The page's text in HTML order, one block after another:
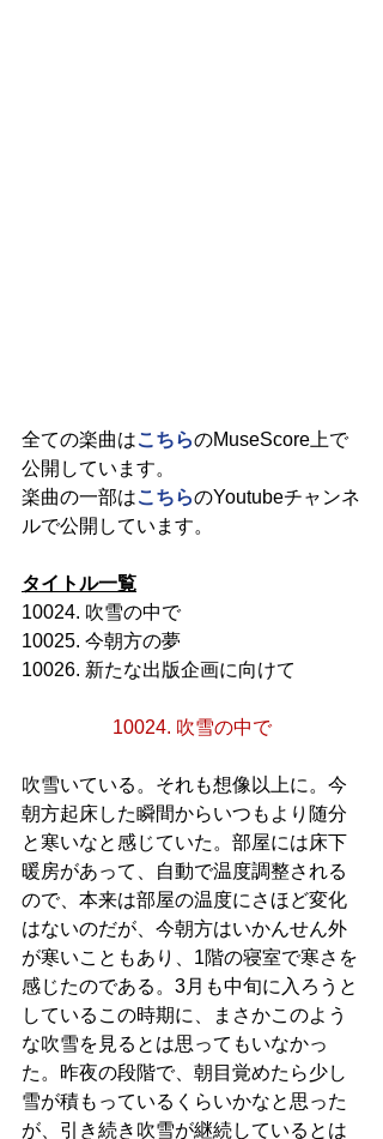
全ての楽曲はこちらのMuseScore上で
公開しています。
楽曲の一部はこちらのYoutubeチャンネ
ルで公開しています。
タイトル一覧
10024. 吹雪の中で
10025. 今朝方の夢
10026. 新たな出版企画に向けて
10024. 吹雪の中で
吹雪いている。それも想像以上に。今
朝方起床した瞬間からいつもより随分
と寒いなと感じていた。部屋には床下
暖房があって、自動で温度調整される
ので、本来は部屋の温度にさほど変化
はないのだが、今朝方はいかんせん外
が寒いこともあり、1階の寝室で寒さを
感じたのである。3月も中旬に入ろうと
しているこの時期に、まさかこのよう
な吹雪を見るとは思ってもいなかっ
た。昨夜の段階で、朝目覚めたら少し
雪が積もっているくらいかなと思った
が、引き続き吹雪が継続しているとは